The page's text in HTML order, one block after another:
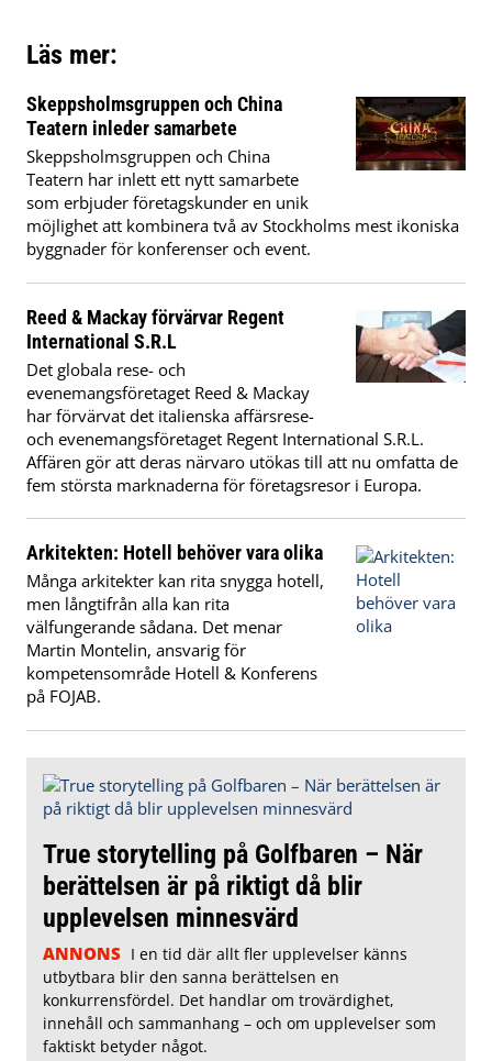
Läs mer:
Skeppsholmsgruppen och China
Teatern inleder samarbete
Skeppsholmsgruppen och China
Teatern har inlett ett nytt samarbete
som erbjuder företagskunder en unik
möjlighet att kombinera två av Stockholms mest ikoniska
byggnader för konferenser och event.
Reed & Mackay förvärvar Regent
International S.R.L
Det globala rese- och
evenemangsföretaget Reed & Mackay
har förvärvat det italienska affärsrese-
och evenemangsföretaget Regent International S.R.L.
Affären gör att deras närvaro utökas till att nu omfatta de
fem största marknaderna för företagsresor i Europa.
Arkitekten: Hotell behöver vara olika
Många arkitekter kan rita snygga hotell,
men långtifrån alla kan rita
välfungerande sådana. Det menar
Martin Montelin, ansvarig för
kompetensområde Hotell & Konferens
på FOJAB.
True storytelling på Golfbaren – När
berättelsen är på riktigt då blir
upplevelsen minnesvärd
ANNONS I en tid där allt fler upplevelser känns
utbytbara blir den sanna berättelsen en
konkurrensfördel. Det handlar om trovärdighet,
innehåll och sammanhang – och om upplevelser som
faktiskt betyder något.